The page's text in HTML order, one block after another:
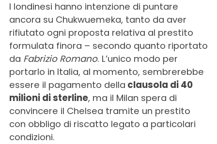
I londinesi hanno intenzione di puntare
ancora su Chukwuemeka, tanto da aver
rifiutato ogni proposta relativa al prestito
formulata finora – secondo quanto riportato
da Fabrizio Romano. L’unico modo per
portarlo in Italia, al momento, sembrerebbe
essere il pagamento della clausola di 40
milioni di sterline, ma il Milan spera di
convincere il Chelsea tramite un prestito
con obbligo di riscatto legato a particolari
condizioni.